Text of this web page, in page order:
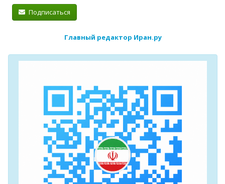
Подписаться
Главный редактор Иран.ру